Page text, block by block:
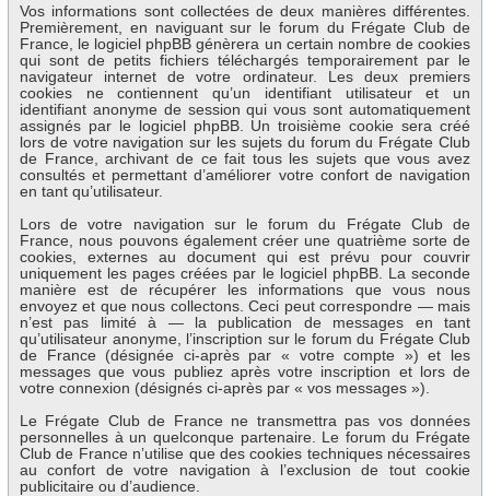
Vos informations sont collectées de deux manières différentes.
Premièrement, en naviguant sur le forum du Frégate Club de
France, le logiciel phpBB génèrera un certain nombre de cookies
qui sont de petits fichiers téléchargés temporairement par le
navigateur internet de votre ordinateur. Les deux premiers
cookies ne contiennent qu’un identifiant utilisateur et un
identifiant anonyme de session qui vous sont automatiquement
assignés par le logiciel phpBB. Un troisième cookie sera créé
lors de votre navigation sur les sujets du forum du Frégate Club
de France, archivant de ce fait tous les sujets que vous avez
consultés et permettant d’améliorer votre confort de navigation
en tant qu’utilisateur.
Lors de votre navigation sur le forum du Frégate Club de
France, nous pouvons également créer une quatrième sorte de
cookies, externes au document qui est prévu pour couvrir
uniquement les pages créées par le logiciel phpBB. La seconde
manière est de récupérer les informations que vous nous
envoyez et que nous collectons. Ceci peut correspondre — mais
n’est pas limité à — la publication de messages en tant
qu’utilisateur anonyme, l’inscription sur le forum du Frégate Club
de France (désignée ci-après par « votre compte ») et les
messages que vous publiez après votre inscription et lors de
votre connexion (désignés ci-après par « vos messages »).
Le Frégate Club de France ne transmettra pas vos données
personnelles à un quelconque partenaire. Le forum du Frégate
Club de France n’utilise que des cookies techniques nécessaires
au confort de votre navigation à l’exclusion de tout cookie
publicitaire ou d’audience.